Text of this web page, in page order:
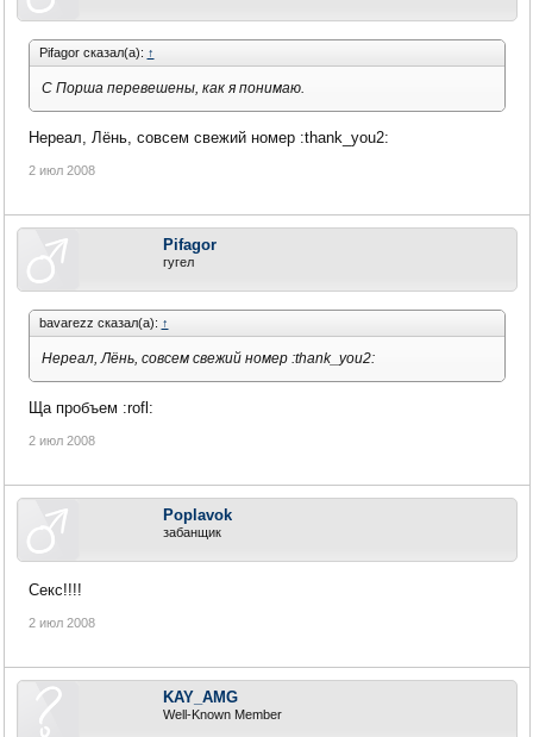
Pifagor сказал(а): ↑
С Порша перевешены, как я понимаю.
Нереал, Лёнь, совсем свежий номер :thank_you2:
2 июл 2008
Pifagor
гугел
bavarezz сказал(а): ↑
Нереал, Лёнь, совсем свежий номер :thank_you2:
Ща пробъем :rofl:
2 июл 2008
Poplavok
забанщик
Секс!!!!
2 июл 2008
KAY_AMG
Well-Known Member